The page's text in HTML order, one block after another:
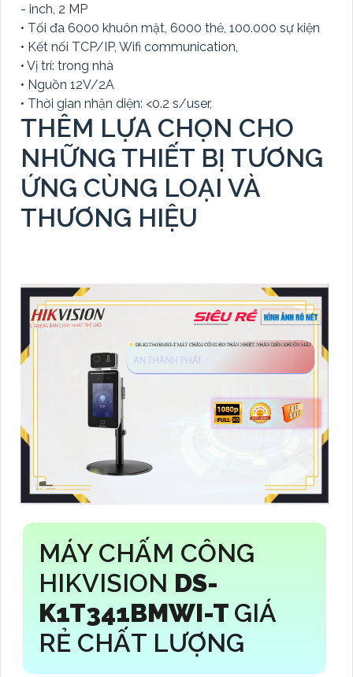
- inch, 2 MP
• Tối đa 6000 khuôn mặt, 6000 thẻ, 100.000 sự kiện
• Kết nối TCP/IP, Wifi communication,
• Vị trí: trong nhà
• Nguồn 12V/2A
• Thời gian nhận diện: <0.2 s/user,
THÊM LỰA CHỌN CHO
NHỮNG THIẾT BỊ TƯƠNG
ỨNG CÙNG LOẠI VÀ
THƯƠNG HIỆU
MÁY CHẤM CÔNG
HIKVISION DS-
K1T341BMWI-T GIÁ
RẺ CHẤT LƯỢNG